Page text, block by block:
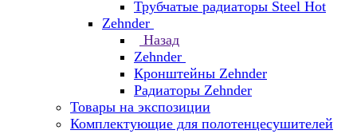
Трубчатые радиаторы Steel Hot
Zehnder
Назад
Zehnder
Кронштейны Zehnder
Радиаторы Zehnder
Товары на экспозиции
Комплектующие для полотенцесушителей